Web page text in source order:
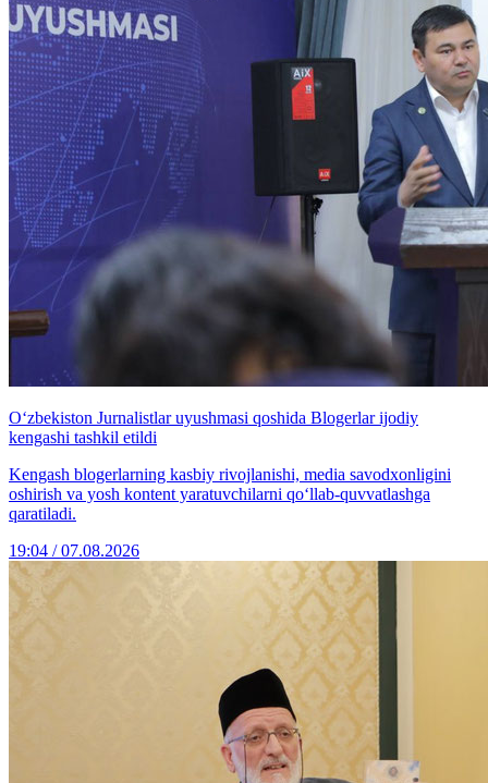
O‘zbekiston Jurnalistlar uyushmasi qoshida Blogerlar ijodiy
kengashi tashkil etildi
Kengash blogerlarning kasbiy rivojlanishi, media savodxonligini
oshirish va yosh kontent yaratuvchilarni qo‘llab-quvvatlashga
qaratiladi.
19:04 / 07.08.2026